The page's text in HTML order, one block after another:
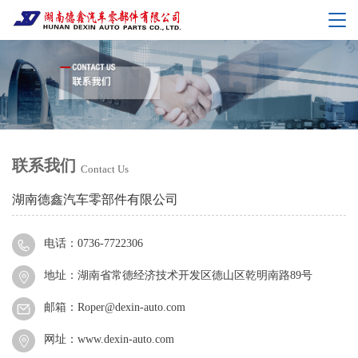
联系我们 Contact Us
湖南德鑫汽车零部件有限公司
电话：0736-7722306
地址：湖南省常德经济技术开发区德山区乾明南路89号
邮箱：Roper@dexin-auto.com
网址：www.dexin-auto.com